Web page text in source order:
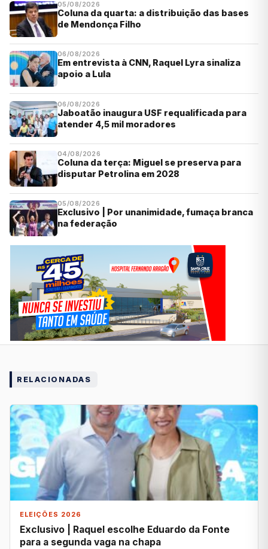
05/08/2026
Coluna da quarta: a distribuição das bases
de Mendonça Filho
06/08/2026
Em entrevista à CNN, Raquel Lyra sinaliza
apoio a Lula
06/08/2026
Jaboatão inaugura USF requalificada para
atender 4,5 mil moradores
04/08/2026
Coluna da terça: Miguel se preserva para
disputar Petrolina em 2028
05/08/2026
Exclusivo | Por unanimidade, fumaça branca
na federação
RELACIONADAS
ELEIÇÕES 2026
Exclusivo | Raquel escolhe Eduardo da Fonte
para a segunda vaga na chapa